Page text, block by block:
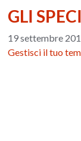
GLI
19 settembre
Gestisci il tuo